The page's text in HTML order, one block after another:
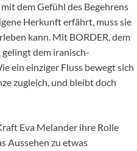
dem Gefühl des Begehrens
Herkunft erfährt, muss sie
kann. Mit BORDER, dem
dem iranisch-
ein einziger Fluss bewegt sich
zugleich, und bleibt doch
Eva Melander ihre Rolle
Aussehen zu etwas